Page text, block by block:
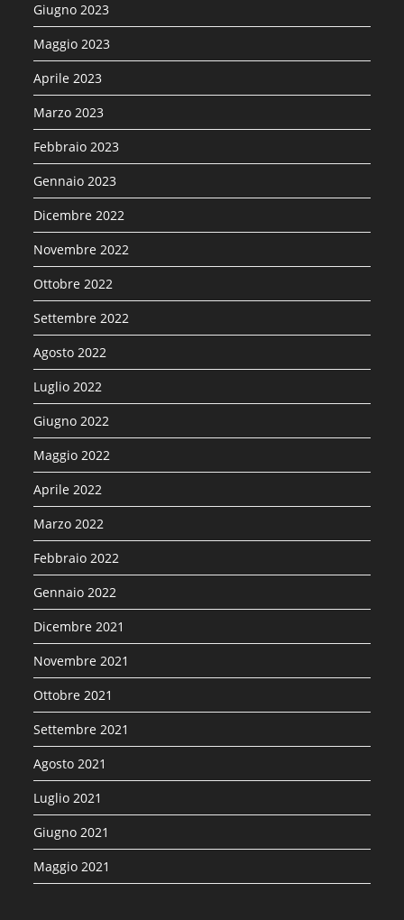
Giugno 2023
Maggio 2023
Aprile 2023
Marzo 2023
Febbraio 2023
Gennaio 2023
Dicembre 2022
Novembre 2022
Ottobre 2022
Settembre 2022
Agosto 2022
Luglio 2022
Giugno 2022
Maggio 2022
Aprile 2022
Marzo 2022
Febbraio 2022
Gennaio 2022
Dicembre 2021
Novembre 2021
Ottobre 2021
Settembre 2021
Agosto 2021
Luglio 2021
Giugno 2021
Maggio 2021